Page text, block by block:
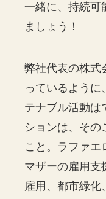
一緒に、持続可
ましょう！
弊社代表の株式
っているように
テナブル活動は
ションは、その
こと。ラファエ
マザーの雇用支
雇用、都市緑化